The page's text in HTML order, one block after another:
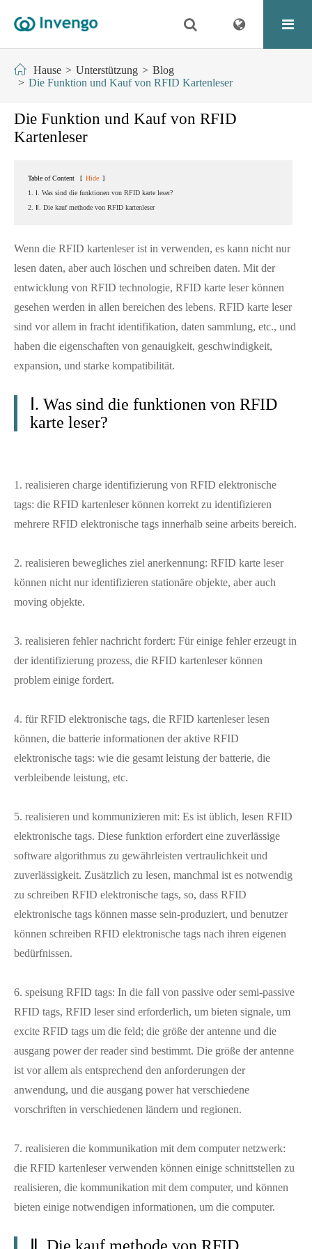
Hause Unterstützung
Blog
Die Funktion und Kauf von RFID Kartenleser
Die Funktion und Kauf von RFID
Kartenleser
Table of Content [ Hide ]
1. Ⅰ. Was sind die funktionen von RFID karte leser?
2. Ⅱ. Die kauf methode von RFID kartenleser
Wenn die RFID kartenleser ist in verwenden, es kann nicht nur
lesen daten, aber auch löschen und schreiben daten. Mit der
entwicklung von RFID technologie, RFID karte leser können
gesehen werden in allen bereichen des lebens. RFID karte leser
sind vor allem in fracht identifikation, daten sammlung, etc., und
haben die eigenschaften von genauigkeit, geschwindigkeit,
expansion, und starke kompatibilität.
Ⅰ. Was sind die funktionen von RFID
karte leser?
1. realisieren charge identifizierung von RFID elektronische
tags: die RFID kartenleser können korrekt zu identifizieren
mehrere RFID elektronische tags innerhalb seine arbeits bereich.
2. realisieren bewegliches ziel anerkennung: RFID karte leser
können nicht nur identifizieren stationäre objekte, aber auch
moving objekte.
3. realisieren fehler nachricht fordert: Für einige fehler erzeugt in
der identifizierung prozess, die RFID kartenleser können
problem einige fordert.
4. für RFID elektronische tags, die RFID kartenleser lesen
können, die batterie informationen der aktive RFID
elektronische tags: wie die gesamt leistung der batterie, die
verbleibende leistung, etc.
5. realisieren und kommunizieren mit: Es ist üblich, lesen RFID
elektronische tags. Diese funktion erfordert eine zuverlässige
software algorithmus zu gewährleisten vertraulichkeit und
zuverlässigkeit. Zusätzlich zu lesen, manchmal ist es notwendig
zu schreiben RFID elektronische tags, so, dass RFID
elektronische tags können masse sein-produziert, und benutzer
können schreiben RFID elektronische tags nach ihren eigenen
bedürfnissen.
6. speisung RFID tags: In die fall von passive oder semi-passive
RFID tags, RFID leser sind erforderlich, um bieten signale, um
excite RFID tags um die feld; die größe der antenne und die
ausgang power der reader sind bestimmt. Die größe der antenne
ist vor allem als entsprechend den anforderungen der
anwendung, und die ausgang power hat verschiedene
vorschriften in verschiedenen ländern und regionen.
7. realisieren die kommunikation mit dem computer netzwerk:
die RFID kartenleser verwenden können einige schnittstellen zu
realisieren, die kommunikation mit dem computer, und können
bieten einige notwendigen informationen, um die computer.